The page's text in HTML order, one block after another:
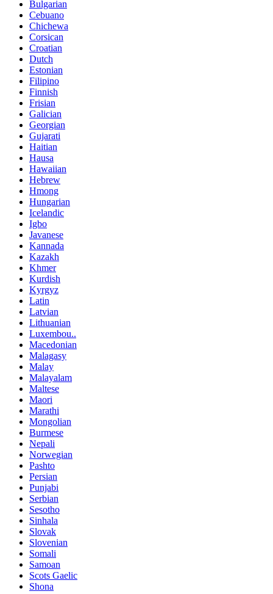
Bulgarian
Cebuano
Chichewa
Corsican
Croatian
Dutch
Estonian
Filipino
Finnish
Frisian
Galician
Georgian
Gujarati
Haitian
Hausa
Hawaiian
Hebrew
Hmong
Hungarian
Icelandic
Igbo
Javanese
Kannada
Kazakh
Khmer
Kurdish
Kyrgyz
Latin
Latvian
Lithuanian
Luxembou..
Macedonian
Malagasy
Malay
Malayalam
Maltese
Maori
Marathi
Mongolian
Burmese
Nepali
Norwegian
Pashto
Persian
Punjabi
Serbian
Sesotho
Sinhala
Slovak
Slovenian
Somali
Samoan
Scots Gaelic
Shona